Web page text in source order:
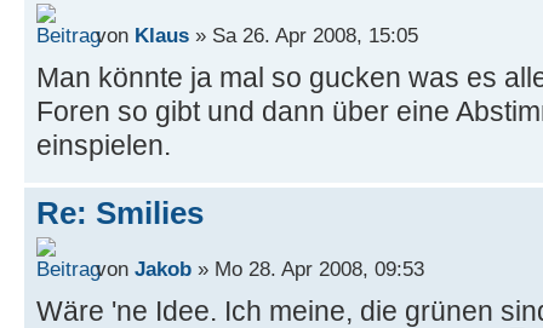
von Klaus » Sa 26. Apr 2008, 15:05
Man könnte ja mal so gucken was es
Foren so gibt und dann über eine
einspielen.
Re: Smilies
von Jakob » Mo 28. Apr 2008, 09:53
Wäre 'ne Idee. Ich meine, die grünen